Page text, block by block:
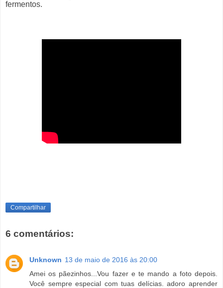
fermentos.
Compartilhar
6 comentários:
Unknown 13 de maio de 2016 às 20:00
Amei os pãezinhos...Vou fazer e te mando a foto depois.
Você sempre especial com tuas delícias. adoro aprender